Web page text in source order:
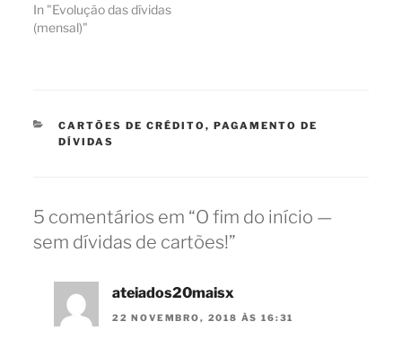
In "Evolução das dívidas
(mensal)"
CATEGORIAS
CARTÕES DE CRÉDITO , PAGAMENTO DE
DÍVIDAS
5 comentários em “O fim do início —
sem dívidas de cartões!”
ateiados20maisx
22 NOVEMBRO, 2018 ÀS 16:31